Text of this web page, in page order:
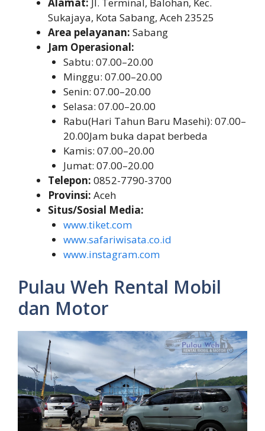
Sukajaya, Kota Sabang, Aceh 23525
Area pelayanan: Sabang
Jam Operasional:
Sabtu: 07.00–20.00
Minggu: 07.00–20.00
Senin: 07.00–20.00
Selasa: 07.00–20.00
Rabu(Hari Tahun Baru Masehi): 07.00–
20.00Jam buka dapat berbeda
Kamis: 07.00–20.00
Jumat: 07.00–20.00
Telepon: 0852-7790-3700
Provinsi: Aceh
Situs/Sosial Media:
www.tiket.com
www.safariwisata.co.id
www.instagram.com
Pulau Weh Rental Mobil
dan Motor